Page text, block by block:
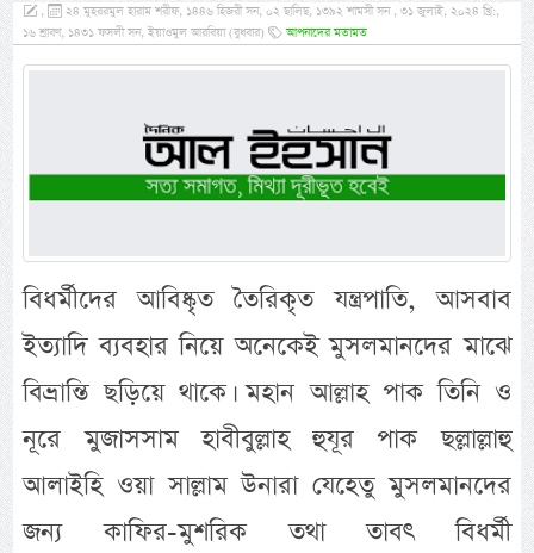
,
২৪ মুহররমুল হারাম শরীফ, ১৪৪৬ হিজরী সন, ০২ ছালিছ, ১৩৯২ শামসী সন , ৩১ জুলাই, ২০২৪ খ্রি:,
১৬ শ্রাবণ, ১৪৩১ ফসলী সন, ইয়াওমুল আরবিয়া (বুধবার)
আপনাদের মতামত
বিধর্মীদের আবিষ্কৃত তৈরিকৃত যন্ত্রপাতি, আসবাব
ইত্যাদি ব্যবহার নিয়ে অনেকেই মুসলমানদের মাঝে
বিভ্রান্তি ছড়িয়ে থাকে। মহান আল্লাহ পাক তিনি ও
নূরে মুজাসসাম হাবীবুল্লাহ হুযূর পাক ছল্লাল্লাহু
আলাইহি ওয়া সাল্লাম উনারা যেহেতু মুসলমানদের
জন্য কাফির-মুশরিক তথা তাবৎ বিধর্মী